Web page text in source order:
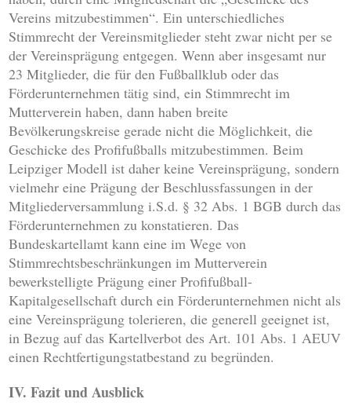
Vereins mitzubestimmen“. Ein unterschiedliches
Stimmrecht der Vereinsmitglieder steht zwar nicht per se
der Vereinsprägung entgegen. Wenn aber insgesamt nur
23 Mitglieder, die für den Fußballklub oder das
Förderunternehmen tätig sind, ein Stimmrecht im
Mutterverein haben, dann haben breite
Bevölkerungskreise gerade nicht die Möglichkeit, die
Geschicke des Profifußballs mitzubestimmen. Beim
Leipziger Modell ist daher keine Vereinsprägung, sondern
vielmehr eine Prägung der Beschlussfassungen in der
Mitgliederversammlung i.S.d. § 32 Abs. 1 BGB durch das
Förderunternehmen zu konstatieren. Das
Bundeskartellamt kann eine im Wege von
Stimmrechtsbeschränkungen im Mutterverein
bewerkstelligte Prägung einer Profifußball-
Kapitalgesellschaft durch ein Förderunternehmen nicht als
eine Vereinsprägung tolerieren, die generell geeignet ist,
in Bezug auf das Kartellverbot des Art. 101 Abs. 1 AEUV
einen Rechtfertigungstatbestand zu begründen.
IV. Fazit und Ausblick